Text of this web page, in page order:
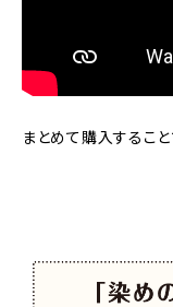
まとめて購入するこ